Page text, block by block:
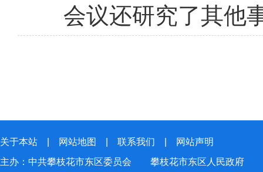
会议还研究了其他
关于本站 网站地图 联系我们
网站声明
主办：中共攀枝花市东区委员会 攀枝花市东区人民政府